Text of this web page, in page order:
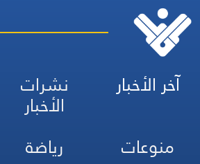
آخر الأخبار نشرات
الأخبار
منوعات
رياضة